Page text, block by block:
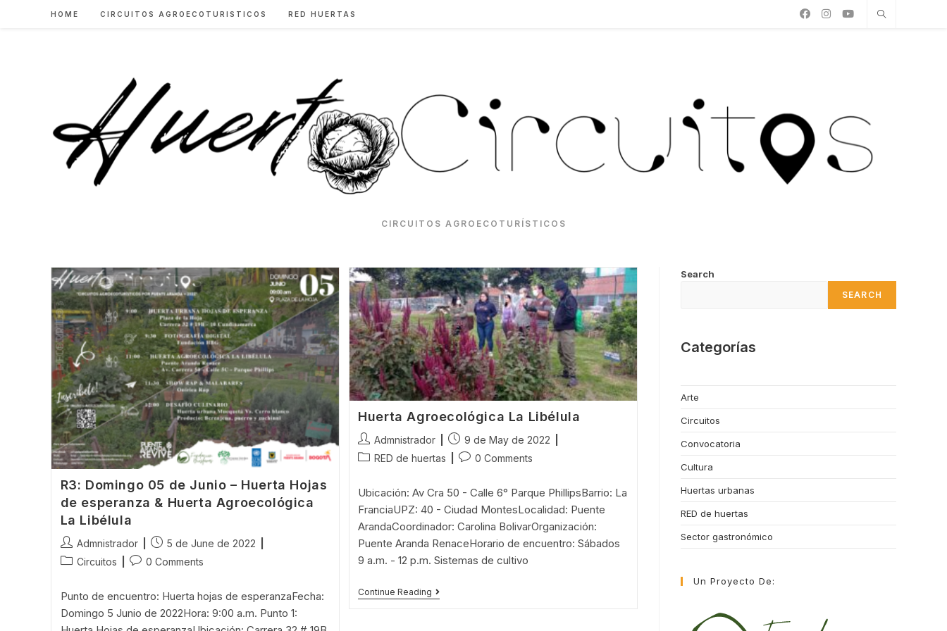
HOME CIRCUITOS AGROECOTURISTICOS RED HUERTAS
CIRCUITOS AGROECOTURÍSTICOS
R3: Domingo 05 de Junio – Huerta Hojas
de esperanza & Huerta Agroecológica
La Libélula
Post
author:
Admnistrador
Post
published:
5 de June de 2022
PostCircuitos
Post0 Comments
Punto de encuentro: Huerta hojas de esperanzaFecha:
Domingo 5 Junio de 2022Hora: 9:00 a.m. Punto 1:
Huerta Agroecológica La Libélula
Post
author:
Admnistrador
Post
published:
9 de May de 2022
PostRED de huertas
Post0 Comments
Ubicación: Av Cra 50 - Calle 6° Parque PhillipsBarrio: La
FranciaUPZ: 40 - Ciudad MontesLocalidad: Puente
ArandaCoordinador: Carolina BolivarOrganización:
Puente Aranda RenaceHorario de encuentro: Sábados
9 a.m. - 12 p.m. Sistemas de cultivo
Continue Reading Huerta
Agroecológica
Search
SEARCH
Categorías
Arte
Circuitos
Convocatoria
Cultura
Huertas urbanas
RED de huertas
Sector gastronómico
Un Proyecto De: